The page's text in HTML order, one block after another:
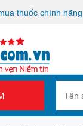
thuốc chính hãng